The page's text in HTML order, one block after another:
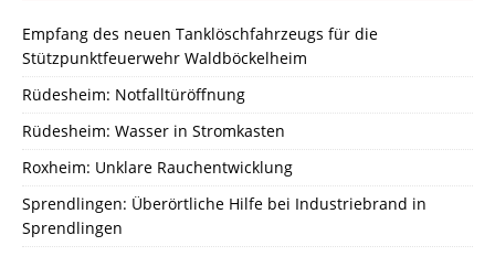
Empfang des neuen Tanklöschfahrzeugs für die
Stützpunktfeuerwehr Waldböckelheim
Rüdesheim: Notfalltüröffnung
Rüdesheim: Wasser in Stromkasten
Roxheim: Unklare Rauchentwicklung
Sprendlingen: Überörtliche Hilfe bei Industriebrand in
Sprendlingen